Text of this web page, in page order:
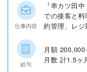
仕事内容
『串カツ田
での接客と
約管理、レ
給与
月額
月数 計1.5ヶ